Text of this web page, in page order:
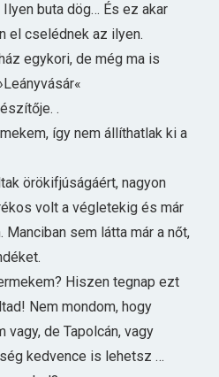
buta dög… És ez akar
el cselédnek az ilyen.
egykori, de még ma is
.
így nem állíthatlak ki a
örökifjúságáért, nagyon
volt a végletekig és már
Manciban sem látta már a nőt,
Hiszen tegnap ezt
Nem mondom, hogy
vagy, de Tapolcán, vagy
kedvence is lehetsz …